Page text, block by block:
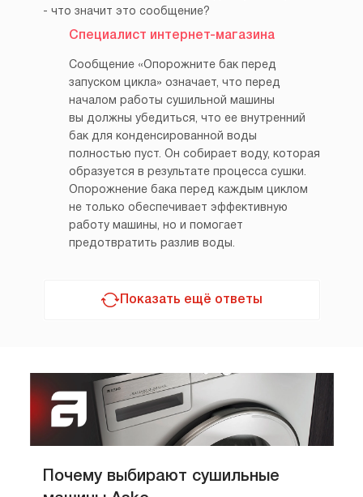
- что значит это сообщение?
Специалист интернет-магазина
Сообщение «Опорожните бак перед
запуском цикла» означает, что перед
началом работы сушильной машины
вы должны убедиться, что ее внутренний
бак для конденсированной воды
полностью пуст. Он собирает воду, которая
образуется в результате процесса сушки.
Опорожнение бака перед каждым циклом
не только обеспечивает эффективную
работу машины, но и помогает
предотвратить разлив воды.
Показать ещё ответы
Почему выбирают сушильные